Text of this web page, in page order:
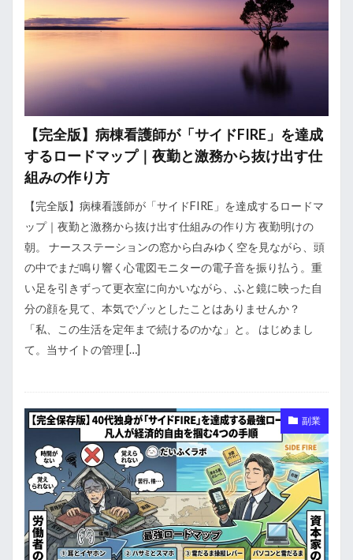
【完全版】病棟看護師が「サイドFIRE」を達成
するロードマップ｜夜勤と激務から抜け出す仕
組みの作り方
【完全版】病棟看護師が「サイドFIRE」を達成するロードマ
ップ｜夜勤と激務から抜け出す仕組みの作り方 夜勤明けの
朝。 ナースステーションの窓から白みゆく空を見ながら、頭
の中でまだ鳴り響く心電図モニターの電子音を振り払う。重
い足を引きずって更衣室に向かいながら、ふと鏡に映った自
分の顔を見て、本気でゾッとしたことはありませんか？
「私、この生活を定年まで続けるのかな」と。 はじめまし
て。当サイトの管理 […]
副業